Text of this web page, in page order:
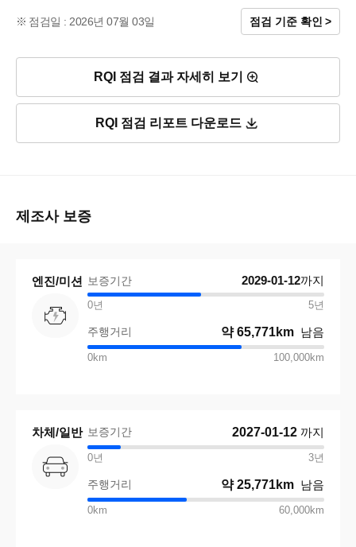
점검일 : 2026년 07월 03일 점검 기준 확인
RQI 점검 결과 자세히 보기
RQI 점검 리포트 다운로드
제조사 보증
엔진/미션 보증기간 2029-01-12까지
0년 5년
주행거리 약65,771km 남음
0km 100,000km
차체/일반 보증기간 2027-01-12 까지
0년 3년
주행거리 약25,771km 남음
0km 60,000km